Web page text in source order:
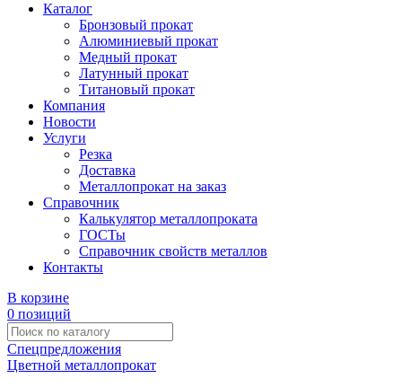
Каталог
Бронзовый прокат
Алюминиевый прокат
Медный прокат
Латунный прокат
Титановый прокат
Компания
Новости
Услуги
Резка
Доставка
Металлопрокат на заказ
Справочник
Калькулятор металлопроката
ГОСТы
Справочник свойств металлов
Контакты
В корзине
0 позиций
Спецпредложения
Цветной металлопрокат